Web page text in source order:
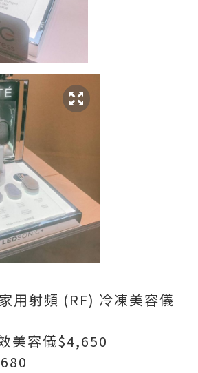
用射頻 (RF) 冷凍美容儀
美容儀$4,650